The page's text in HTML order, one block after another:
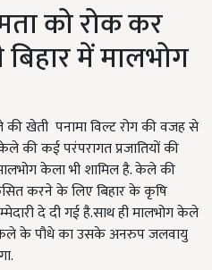
को रोक कर
में मालभोग
खेती पनामा विल्ट रोग की वजह से
की कई परंपरागत प्रजातियों की
केला भी शामिल है. केले की
करने के लिए बिहार के कृषि
दे दी गई है.साथ ही मालभोग केले
केले के पौधे का उसके अनरुप जलवायु